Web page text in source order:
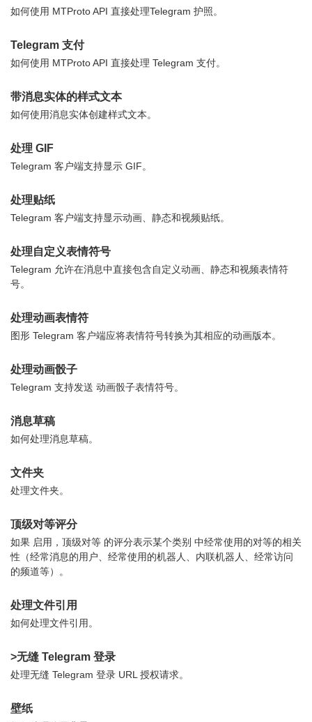
如何使用 MTProto API 直接处理Telegram 护照。
Telegram 支付
如何使用 MTProto API 直接处理 Telegram 支付。
带消息实体的样式文本
如何使用消息实体创建样式文本。
处理 GIF
Telegram 客户端支持显示 GIF。
处理贴纸
Telegram 客户端支持显示动画、静态和视频贴纸。
处理自定义表情符号
Telegram 允许在消息中直接包含自定义动画、静态和视频表情符
号。
处理动画表情符
图形 Telegram 客户端应将表情符号转换为其相应的动画版本。
处理动画骰子
Telegram 支持发送 动画骰子表情符号。
消息草稿
如何处理消息草稿。
文件夹
处理文件夹。
顶级对等评分
如果 启用，顶级对等 的评分表示某个类别 中经常使用的对等的相关
性（经常消息的用户、经常使用的机器人、内联机器人、经常访问
的频道等）。
处理文件引用
如何处理文件引用。
>无缝 Telegram 登录
处理无缝 Telegram 登录 URL 授权请求。
壁纸